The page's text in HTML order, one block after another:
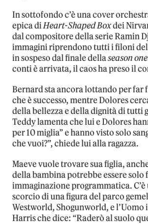
In sottofondo c’è una cover
epica diHeart-Shaped Boxdei
dal compositore della serie Ramin
immagini riprendono tutti i filoni
in sospeso dal finale dellaseason one
conti è arrivata, il caos ha preso il
Bernard sta ancora lottando per far
che è successo, mentre Dolores
della bellezza e della dignità di tutti
Teddy lamenta che lui e Dolores
per 10 miglia” e hanno visto solo
che vuoi?”, chiede lui alla ragazza.
Maeve vuole trovare sua figlia,
della bambina potrebbe essere solo
immaginazione programmatica.
scorcio di una figura del parco
Westworld, Shogunworld, e l’Uomo
Harris che dice: “Raderò al suolo